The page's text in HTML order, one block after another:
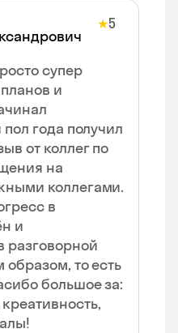
★5
супер
и
года получил
от коллег по
на
коллегами.
в
и
разговорной
то есть
большое за: